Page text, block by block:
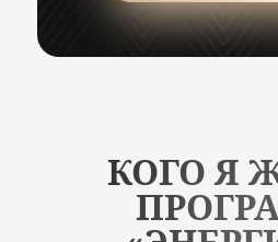
КОГО Я